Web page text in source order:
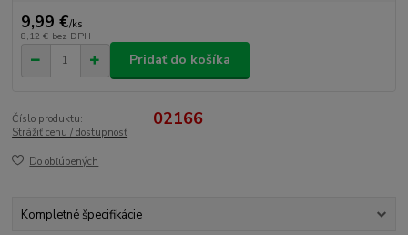
9,99 €/ks
8,12 € bez DPH
Pridať do košíka
Číslo produktu: 02166
Strážiť cenu / dostupnosť
Do obľúbených
Kompletné špecifikácie